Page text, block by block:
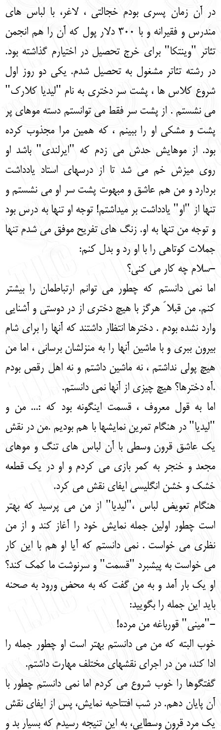
در آن زمان پسری بودم خجالتی ، لاغر، با لباس های
مندرس و فقیرانه و با 300 دلار پول که آن را هم انجمن
تئاتر "وینتکا" برای خرج تحصیل در اختیارم گذاشته بود.
در رشته تئاتر مشغول به تحصیل شدم. یکی دو روز اول
شروع کلاس ها ، پشت سر دختری به نام "لیدیا کلارک"
می نشستم . از پشت سر فقط می توانستم دسته موهای پر
پشت و مشکی او را ببینم ، که همین مرا مجذوب کرده
بود. از موهایش حدش می زدم که "ایرلندی" باشد او
روی میزش خم می شد تا از درسهای استاد یادداشت
بردارد و من هم عاشق و مبهوت پشت سر او می نشستم و
تنها از "او" یادداشت بر میداشتم! توجه او تنها به درس بود
و توجه من تنها به او. زنگ های تفریح موفق می شدم تنها
جملات کوتاهی را با او رد و بدل کنم:
-سلام چه کار می کنی؟
اما نمی دانستم که چطور می توانم ارتباطمان را بیشتر
کنم. من قبلا ً هرگز با هیچ دختری از در دوستی و آشنایی
وارد نشده بودم . دخترها انتظار داشتند که آنها را برای شام
بیرون ببری و با ماشین آنها را به منزلشان برسانی ، اما من
هیچ پولی نداشتم ، نه ماشین داشتم و نه اهل رقص بودم
.آه دخترها؟ هیچ چیزی از آنها نمی دانستم.
اما به قول معروف ، قسمت اینگونه بود که :... من و
"لیدیا" در هنگام تمرین نمایشها با هم بودیم .من در نقش
یک عاشق قرون وسطی با آن لباس های تنگ و موهای
مجعد و خنجر به کمر بازی می کردم و او در یک قطعه
خشک و خشن انگلیسی ایفای نقش می کرد.
هنگام تعویض لباس ،"لیدیا" از من می پرسید که بهتر
است چطور اولین جمله نمایش خود را آغاز کند و از من
نظری می خواست . نمی دانستم که آیا او هم با این کار
می خواست به پیشبرد "قسمت" و سرنوشت ما کمک کند؟
او یک بار آمد و به من گفت که به محض ورود به صحنه
باید این جمله را بگویید:
-"مینی" قورباغه من مرده!
خوب البته که من می دانستم بهتر است او چطور جمله را
ادا کند، من در اجرای نقشهای مختلف مهارت داشتم.
گفتگوها را خوب شروع می کردم اما نمی دانستم چطور با
آن پایان دهم. در شب افتتاحیه نمایش، پس از ایفای نقش
یک مرد قرون وسطایی، به این تنیجه رسیدم که بسیار بد و